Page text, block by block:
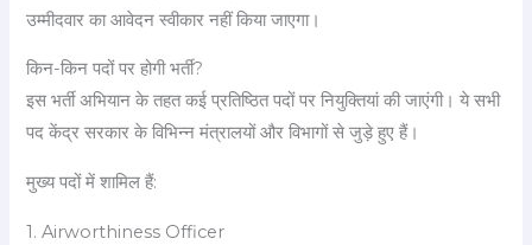
उम्मीदवार का आवेदन स्वीकार नहीं किया जाएगा।
किन-किन पदों पर होगी भर्ती?
इस भर्ती अभियान के तहत कई प्रतिष्ठित पदों पर नियुक्तियां की जाएंगी। ये सभी
पद केंद्र सरकार के विभिन्न मंत्रालयों और विभागों से जुड़े हुए हैं।
मुख्य पदों में शामिल हैं:
1. Airworthiness Officer